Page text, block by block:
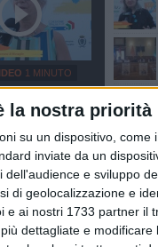
la nostra priorità
su un dispositivo, come
inviate da un
e sviluppo
di geolocalizzazione e
e ai nostri 1733 partner il
dettagliate e modificare
1 MINUTO
edizione
Bianco